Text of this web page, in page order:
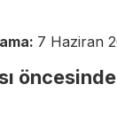
7 Haziran